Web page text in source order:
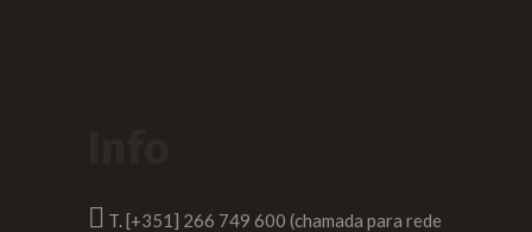
T. [+351] 266 749 600 (chamada para rede